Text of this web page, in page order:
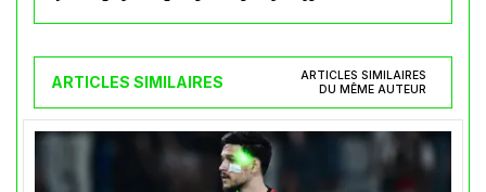
ARTICLES SIMILAIRES
ARTICLES SIMILAIRES
DU MÊME AUTEUR